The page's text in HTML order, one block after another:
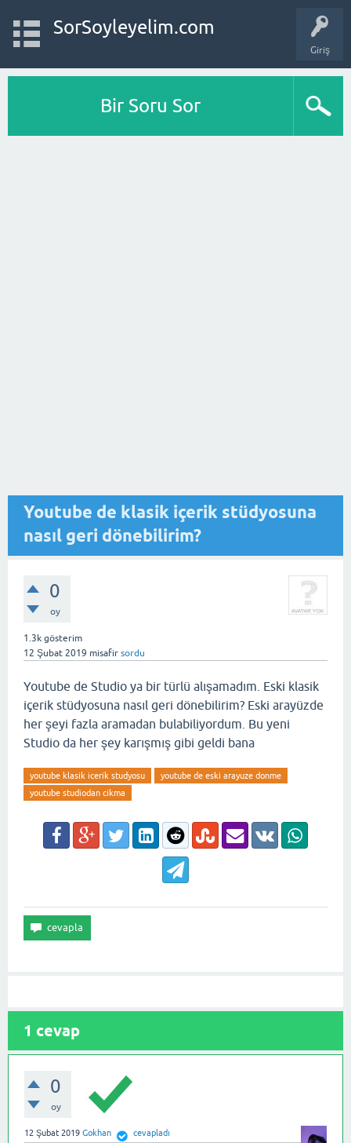
Giriş
SorSoyleyelim.com
Bir Soru Sor
Youtube de klasik içerik stüdyosuna
nasıl geri dönebilirim?
0
oy
1.3k gösterim
12 Şubat 2019 misafir sordu
Youtube de Studio ya bir türlü alışamadım. Eski klasik
içerik stüdyosuna nasıl geri dönebilirim? Eski arayüzde
her şeyi fazla aramadan bulabiliyordum. Bu yeni
Studio da her şey karışmış gibi geldi bana
youtube klasik icerik studyosu
youtube de eski arayuze donme
youtube studiodan cikma
1 cevap
0
oy
12 Şubat 2019 Gokhan cevapladı